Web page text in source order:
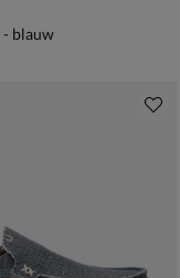
- blauw